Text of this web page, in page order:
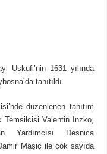
Uskufi’nin 1631 yılında
tanıtıldı.
düzenlenen tanıtım
Temsilcisi Valentin Inzko,
Yardımcısı Desnica
Maşiç ile çok sayıda